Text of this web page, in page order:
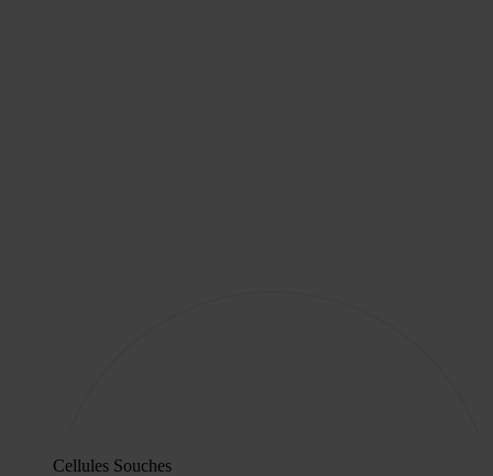
Cellules Souches